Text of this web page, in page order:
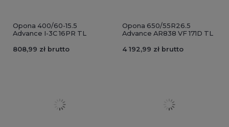
Opona 400/60-15.5
Advance I-3C 16PR TL
808,99 zł brutto
Opona 650/55R26.5
Advance AR838 VF 171D TL
4 192,99 zł brutto